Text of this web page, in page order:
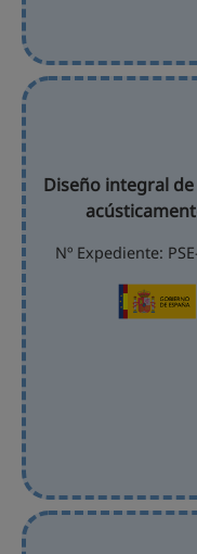
Diseño integral
Nº Expediente: